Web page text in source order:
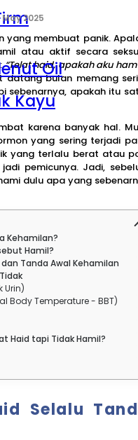
Oil
Kayu
May 2025
yang membuat panik.
atau aktif secara
“Telat haid, apakah aku
datang bulan memang
sebenarnya, apakah itu
karena banyak hal.
yang sering terjadi
yang terlalu berat atau
pemicunya. Jadi,
dulu apa yang
Kehamilan?
Hamil?
Tanda Awal Kehamilan
Urin)
Body Temperature - BBT)
Haid tapi Tidak Hamil?
Selalu